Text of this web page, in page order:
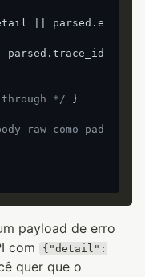
|| parsed. e
parsed.trace_id
*/ }
raw como pad
payload de erro
com
{"detail":
quer que o